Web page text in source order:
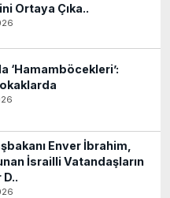
Ortaya Çıka..
‘Hamamböcekleri’:
Enver İbrahim,
İsrailli Vatandaşların
D..